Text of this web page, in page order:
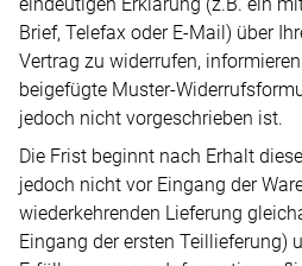
Brief, Telefax oder E-Mail) über
Vertrag zu widerrufen,
beigefügte Muster-
jedoch nicht vorgeschrieben ist.
Die Frist beginnt nach Erhalt
jedoch nicht vor Eingang der
wiederkehrenden Lieferung
Eingang der ersten Teillieferung)